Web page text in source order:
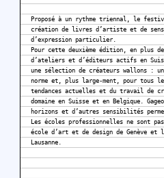
Proposé à un rythme triennal, le
création de livres d’artiste et de
d’expression particulier.
Pour cette deuxième édition, en plus
d’ateliers et d’éditeurs actifs en
une sélection de créateurs wallons :
norme et, plus large-ment, pour tous
tendances actuelles et du travail de
domaine en Suisse et en Belgique.
horizons et d’autres sensibilités
Les écoles professionnelles ne sont
école d’art et de design de Genève et
Lausanne.